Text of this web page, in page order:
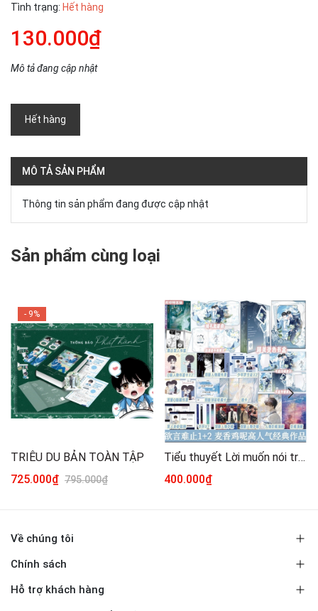
Tình trạng: Hết hàng
130.000₫
Mô tả đang cập nhật
Hết hàng
MÔ TẢ SẢN PHẨM
Thông tin sản phẩm đang được cập nhật
Sản phẩm cùng loại
- 9%
TRIÊU DU BẢN TOÀN TẬP
725.000₫ 795.000₫
Tiểu thuyết Lời muốn nói trói chẳng đặng Tập 1+2 - VER 9 - BẢN TRUNG
400.000₫
Về chúng tôi
Chính sách
Hỗ trợ khách hàng